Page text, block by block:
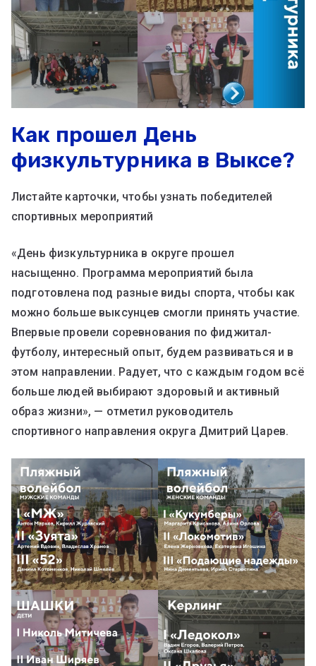
Как прошел День
физкультурника в Выксе?
Листайте карточки, чтобы узнать победителей
спортивных мероприятий
«День физкультурника в округе прошел
насыщенно. Программа мероприятий была
подготовлена под разные виды спорта, чтобы как
можно больше выксунцев смогли принять участие.
Впервые провели соревнования по фиджитал-
футболу, интересный опыт, будем развиваться и в
этом направлении. Радует, что с каждым годом всё
больше людей выбирают здоровый и активный
образ жизни», — отметил руководитель
спортивного направления округа Дмитрий Царев.